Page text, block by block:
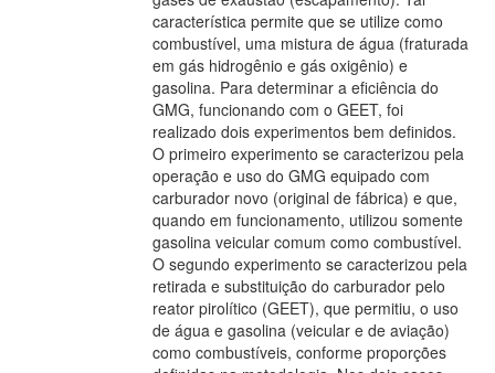
característica permite que se utilize como
combustível, uma mistura de água (fraturada
em gás hidrogênio e gás oxigênio) e
gasolina. Para determinar a eficiência do
GMG, funcionando com o GEET, foi
realizado dois experimentos bem definidos.
O primeiro experimento se caracterizou pela
operação e uso do GMG equipado com
carburador novo (original de fábrica) e que,
quando em funcionamento, utilizou somente
gasolina veicular comum como combustível.
O segundo experimento se caracterizou pela
retirada e substituição do carburador pelo
reator pirolítico (GEET), que permitiu, o uso
de água e gasolina (veicular e de aviação)
como combustíveis, conforme proporções